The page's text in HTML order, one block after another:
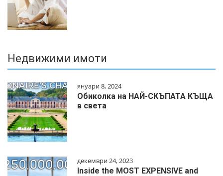
Недвижими имоти
януари 8, 2024
Обиколка на НАЙ-СКЪПАТА КЪЩА
в света
декември 24, 2023
Inside the MOST EXPENSIVE and